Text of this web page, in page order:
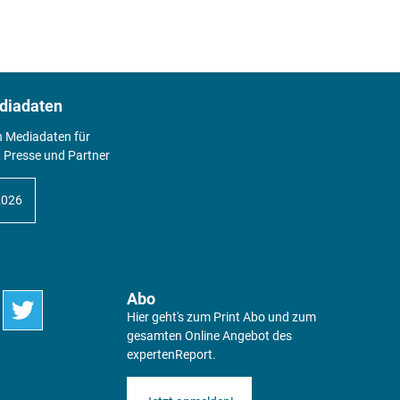
Mediadaten für
Presse und Partner
Abo
Hier geht's zum Print Abo und zum
gesamten Online Angebot des
expertenReport.